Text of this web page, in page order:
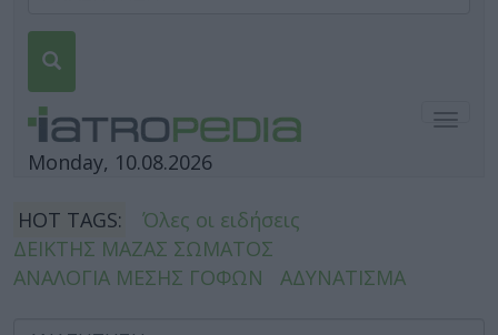
Monday, 10.08.2026
HOT TAGS:
Όλες οι ειδήσεις
ΔΕΙΚΤΗΣ ΜΑΖΑΣ ΣΩΜΑΤΟΣ
ΑΝΑΛΟΓΙΑ ΜΕΣΗΣ ΓΟΦΩΝ
ΑΔΥΝΑΤΙΣΜΑ